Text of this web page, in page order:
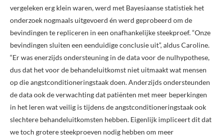
vergeleken erg klein waren, werd met Bayesiaanse statistiek het
onderzoek nogmaals uitgevoerd én werd geprobeerd om de
bevindingen te repliceren in een onafhankelijke steekproef. “Onze
bevindingen sluiten een eenduidige conclusie uit”, aldus Caroline.
“Er was enerzijds ondersteuning in de data voor de nulhypothese,
dus dat het voor de behandeluitkomst niet uitmaakt wat mensen
op die angstconditioneringstaak doen. Anderzijds ondersteunden
de data ook de verwachting dat patiënten met meer beperkingen
in het leren wat veilig is tijdens de angstconditioneringstaak ook
slechtere behandeluitkomsten hebben. Eigenlijk impliceert dit dat
we toch grotere steekproeven nodig hebben om meer